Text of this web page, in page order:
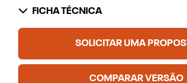
FICHA TÉCNICA
SOLICITAR UMA
COMPARAR VERSÃO